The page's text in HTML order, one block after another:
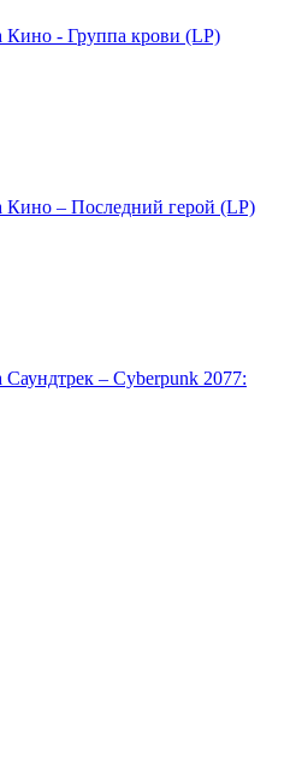
Кино - Группа крови (LP)
Кино – Последний герой (LP)
– Cyberpunk 2077: